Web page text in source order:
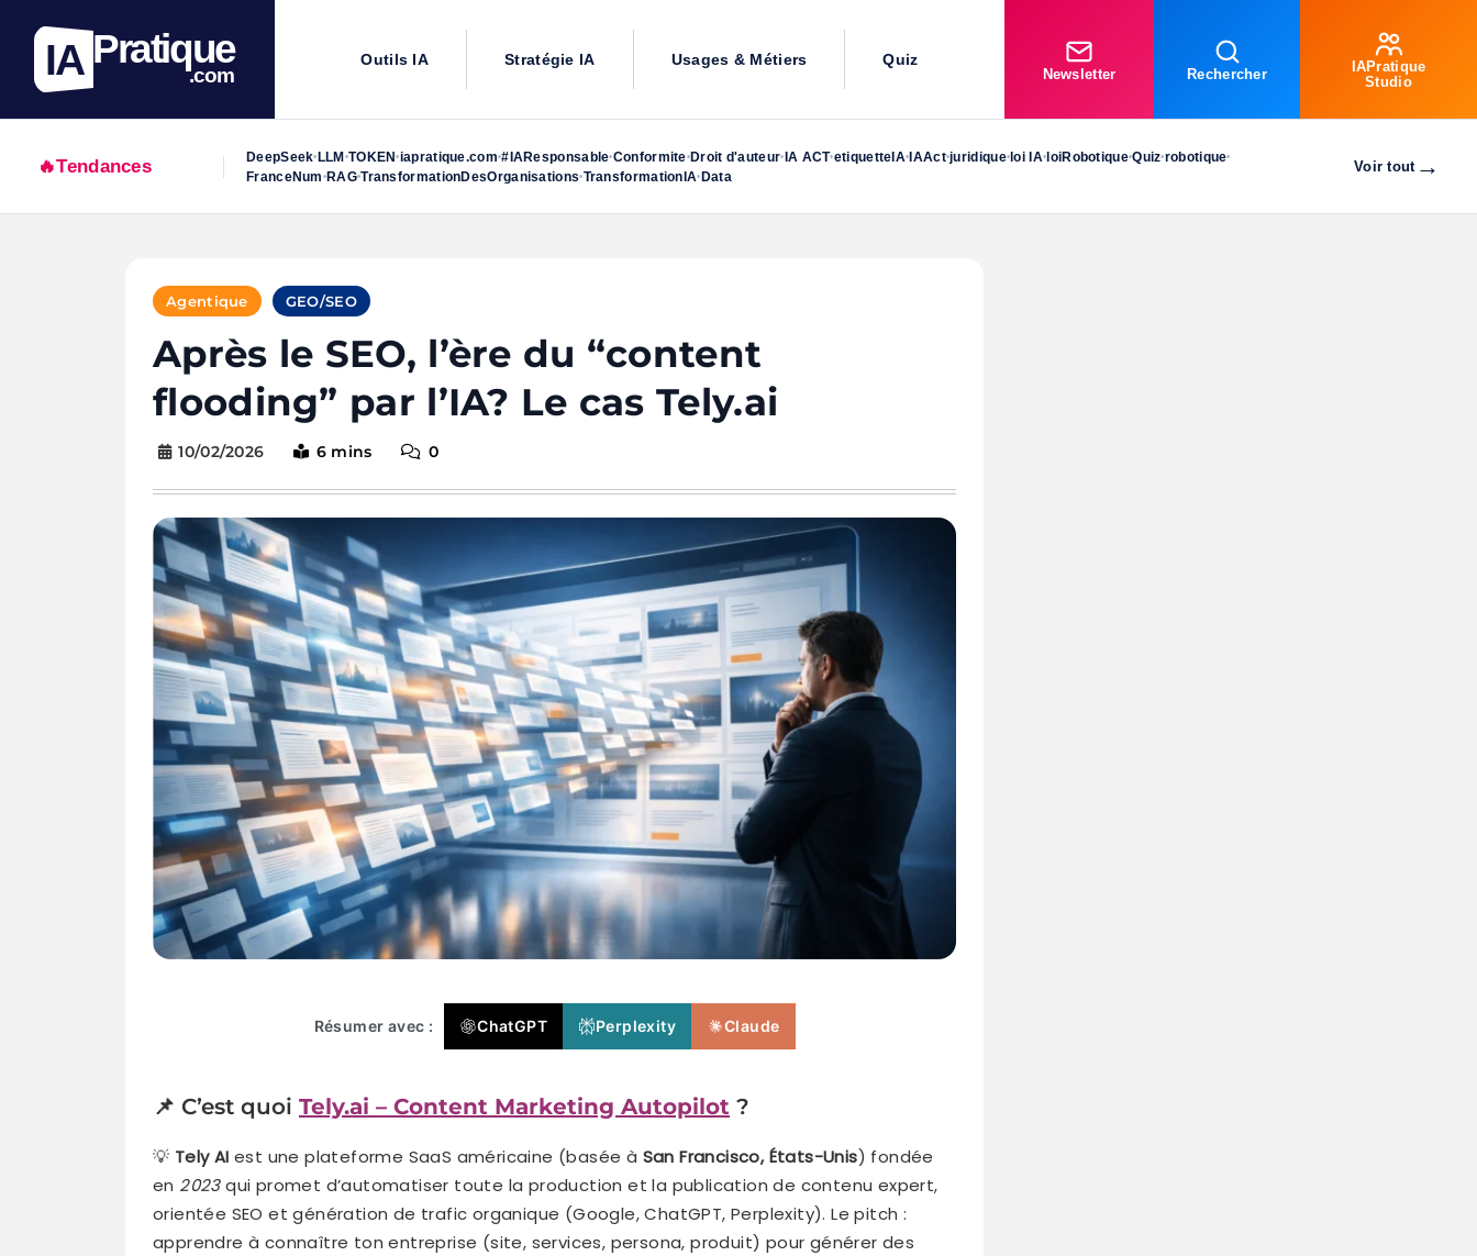
IA Pratique
.com
Outils IA Stratégie IA Usages & Métiers Quiz
Newsletter Rechercher
IAPratique
Studio
🔥Tendances DeepSeek• LLM •TOKEN•iapratique.com•#IAResponsable•Conformite• Droit d'auteur• IA ACT•etiquetteIA• IAAct•juridique• loi IA• loiRobotique•Quiz•robotique•
FranceNum • RAG•TransformationDesOrganisations•TransformationIA• Data
Voir tout→
Agentique GEO/SEO
Après le SEO, l’ère du “content
flooding” par l’IA? Le cas Tely.ai
10/02/2026 6 mins 0
Résumer avec : ChatGPT Perplexity Claude
📌 C’est quoi Tely.ai – Content Marketing Autopilot ?
💡 Tely AI est une plateforme SaaS américaine (basée à San Francisco, États-Unis) fondée
en 2023qui promet d’automatiser toute la production et la publication de contenu expert,
orientée SEO et génération de trafic organique (Google, ChatGPT, Perplexity). Le pitch :
apprendre à connaître ton entreprise (site, services, persona, produit) pour générer des